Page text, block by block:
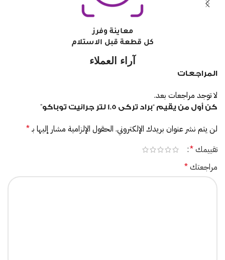
معاينة وفرز
كل قطعة قبل الاستلام
آراء العملاء
المراجعات
لا توجد مراجعات بعد.
كن أول من يقيم “براد تركى 1.5 لتر جرانيت توباكو”
لن يتم نشر عنوان بريدك الإلكتروني. الحقول الإلزامية مشار إليها بـ*
تقييمك*
مراجعتك*